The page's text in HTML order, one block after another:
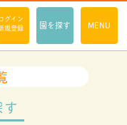
グイン
規登録
園を探す MENU